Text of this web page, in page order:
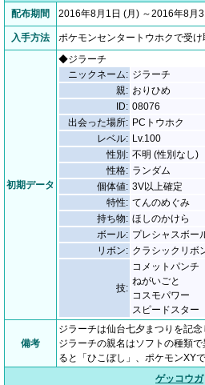
配布期間 2016年8月1日 (月) ～2016年8月
入手方法 ポケモンセンタートウホクで受け
初期データ
◆ジラーチ
ニックネーム: ジラーチ
親: おりひめ
ID: 08076
出会った場所: PCトウホク
レベル: Lv.100
性別: 不明 (性別なし)
性格: ランダム
個体値: 3V以上確定
特性: てんのめぐみ
持ち物: ほしのかけら
ボール: プレシャスボー
リボン: クラシックリボ
技:
コメットパンチ
ねがいごと
コスモパワー
スピードスター
備考
ジラーチは仙台七夕まつりを記念
ジラーチの親名はソフトの種類
ると「ひこぼし」、ポケモンXY
ゲッコウガ